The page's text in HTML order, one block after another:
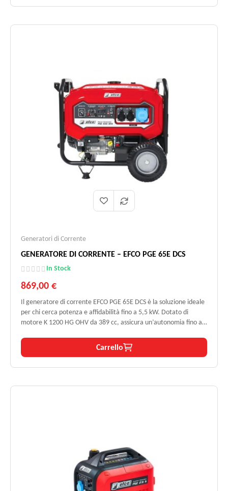
Generatori di Corrente
GENERATORE DI CORRENTE – EFCO PGE 65E DCS
In Stock
869,00 €
Il generatore di corrente EFCO PGE 65E DCS è la soluzione ideale
per chi cerca potenza e affidabilità fino a 5,5 kW. Dotato di
motore K 1200 HG OHV da 389 cc, assicura un’autonomia fino a 9
elettrico e a strappo, unito alla qualità dell’energia erogata con
THD G1, lo rendono pratico, sicuro e adatto a molteplici
Carrello